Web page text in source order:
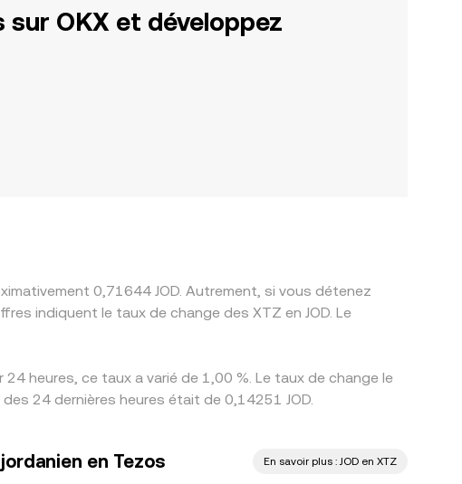
OKX et développez
0,71644 JOD. Autrement, si vous détenez
heures, ce taux a varié de 1,00 %. Le taux de change le
24 dernières heures était de 0,14251 JOD.
en Tezos En savoir plus : JOD en XTZ